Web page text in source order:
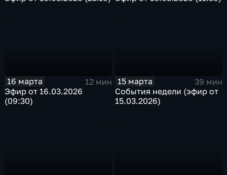
16 марта
12 мин
Эфир от 16.03.2026
(09:30)
15 марта
39 мин
События недели (эфир от
15.03.2026)